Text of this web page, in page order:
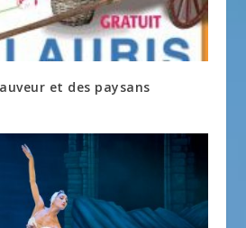
et des paysans